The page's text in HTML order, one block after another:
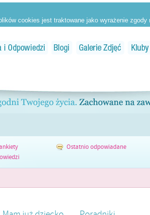
Ostatnio odpowiadane